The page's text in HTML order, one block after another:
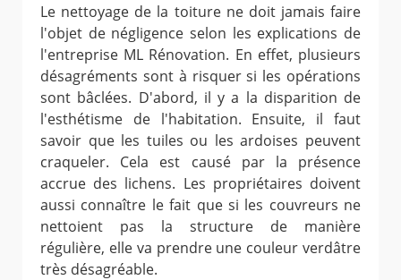
Le nettoyage de la toiture ne doit jamais faire
l'objet de négligence selon les explications de
l'entreprise ML Rénovation. En effet, plusieurs
désagréments sont à risquer si les opérations
sont bâclées. D'abord, il y a la disparition de
l'esthétisme de l'habitation. Ensuite, il faut
savoir que les tuiles ou les ardoises peuvent
craqueler. Cela est causé par la présence
accrue des lichens. Les propriétaires doivent
aussi connaître le fait que si les couvreurs ne
nettoient pas la structure de manière
régulière, elle va prendre une couleur verdâtre
très désagréable.